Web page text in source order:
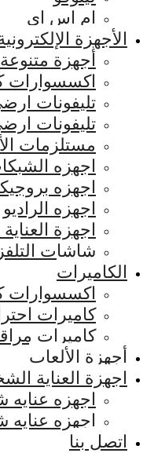
ام اس اي
الأجهزة
أجهزة متنوعة
اكسسوارات
تليفونات
تليفونات
مستلزمات
اجهزه
اجهزه
اجهزه الراديو
اجهزة
شاشات
الكاميرات
اكسسوارات
كاميرات
كاميرات
أجهزة الألعاب
اجهزة العناية
اجهزه
اجهزه
اتصل بنا